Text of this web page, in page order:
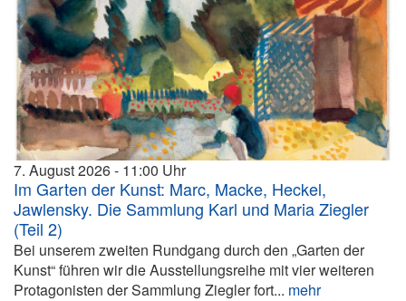
7. August 2026 11:00
Im Garten der Kunst: Marc, Macke, Heckel,
Jawlensky. Die Sammlung Karl und Maria Ziegler
(Teil 2)
Bei unserem zweiten Rundgang durch den „Garten der
Kunst“ führen wir die Ausstellungsreihe mit vier weiteren
Protagonisten der Sammlung Ziegler fort... mehr